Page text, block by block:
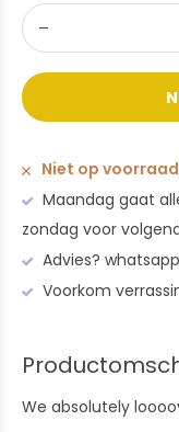
Niet op voorraad
Maandag gaat
zondag voor
Advies?
Voorkom
We absolutely